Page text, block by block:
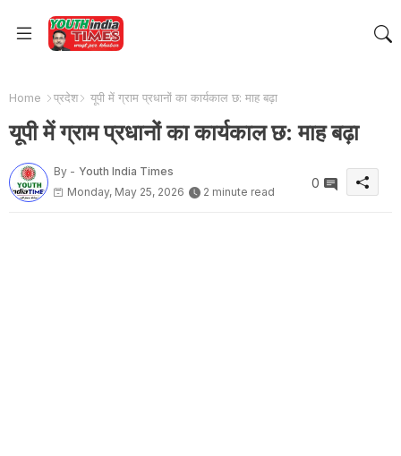
Home प्रदेश यूपी में ग्राम प्रधानों का कार्यकाल छ: माह बढ़ा
यूपी में ग्राम प्रधानों का कार्यकाल छ: माह बढ़ा
By - Youth India Times
Monday, May 25, 2026
2 minute read
0